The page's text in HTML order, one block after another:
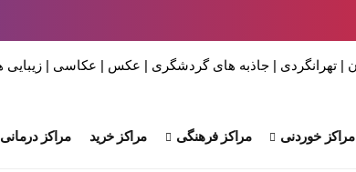
مراکز خوردنی مراکز فرهنگی مراکز خرید مراکز درمانی